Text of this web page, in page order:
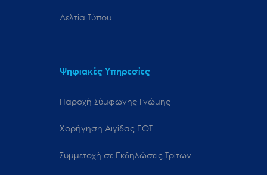
Δελτία Τύπου
Ψηφιακές Υπηρεσίες
Παροχή Σύμφωνης Γνώμης
Χορήγηση Αιγίδας ΕΟΤ
Συμμετοχή σε Εκδηλώσεις Τρίτων